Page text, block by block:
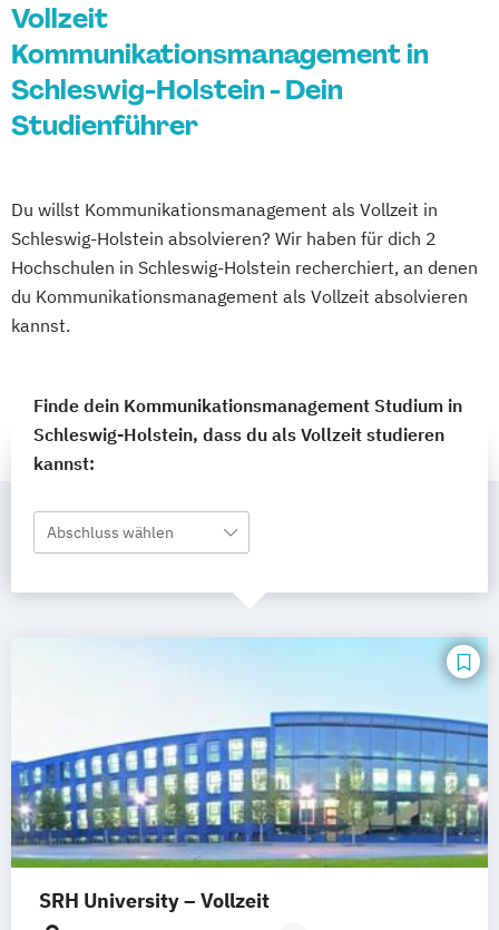
Vollzeit
Kommunikationsmanagement in
Schleswig-Holstein - Dein
Studienführer
Du willst Kommunikationsmanagement als Vollzeit in
Schleswig-Holstein absolvieren? Wir haben für dich 2
Hochschulen in Schleswig-Holstein recherchiert, an denen
du Kommunikationsmanagement als Vollzeit absolvieren
kannst.
Finde dein Kommunikationsmanagement Studium in
Schleswig-Holstein, dass du als Vollzeit studieren
kannst:
Abschluss wählen
SRH University – Vollzeit